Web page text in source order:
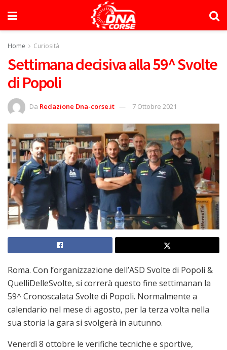
Home Curiosità
Settimana decisiva alla 59^ Svolte
di Popoli
Da Redazione Dna-corse.it 7 Ottobre 2021
Roma. Con l’organizzazione dell’ASD Svolte di Popoli &
QuelliDelleSvolte, si correrà questo fine settimanan la
59^ Cronoscalata Svolte di Popoli. Normalmente a
calendario nel mese di agosto, per la terza volta nella
sua storia la gara si svolgerà in autunno.
Venerdì 8 ottobre le verifiche tecniche e sportive,